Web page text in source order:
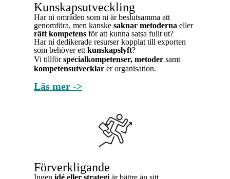
Kunskapsutveckling
Har ni områden som ni är beslutsamma att
genomföra, men kanske saknar metoderna eller
rätt kompetens för att kunna satsa fullt ut?
Har ni dedikerade resurser kopplat till exporten
som behöver ett kunskapslyft?
Vi tillförspecialkompetenser, metoder samt
kompetensutvecklar er organisation.
Läs mer ->
Förverkligande
Ingen idé eller strategi är bättre än sitt